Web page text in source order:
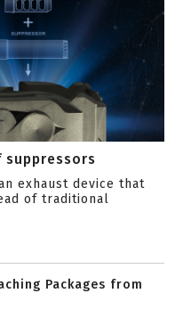
suppressors
exhaust device that
of traditional
Packages from